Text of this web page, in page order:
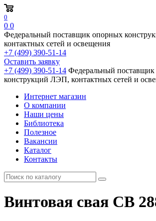
0
0 0
Федеральный поставщик опорных
контактных сетей и освещения
+7 (499) 390-51-14
Оставить заявку
+7 (499) 390-51-14 Федеральный
конструкций ЛЭП, контактных сетей и
Интернет магазин
О компании
Наши цены
Библиотека
Полезное
Вакансии
Каталог
Контакты
Винтовая свая СВ